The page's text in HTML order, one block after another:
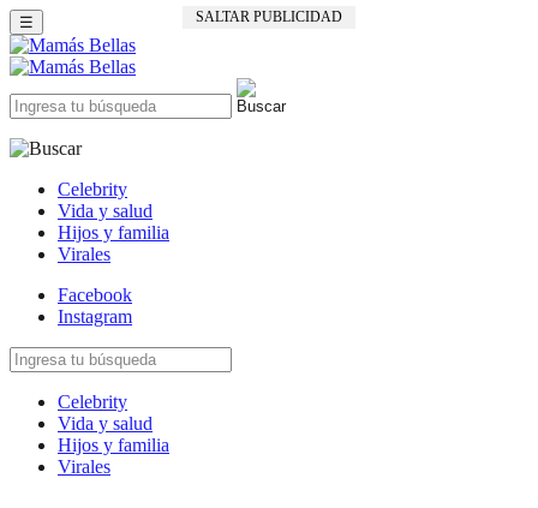
SALTAR PUBLICIDAD
☰
Celebrity
Vida y salud
Hijos y familia
Virales
Facebook
Instagram
Celebrity
Vida y salud
Hijos y familia
Virales